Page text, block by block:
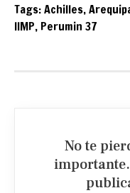
Tags:Achilles,
IIMP, Perumin 37
No te